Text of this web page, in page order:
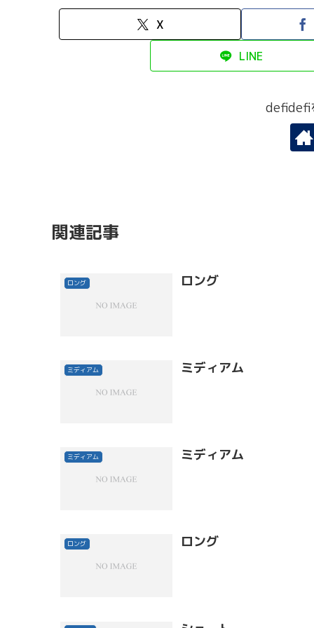
X
LINE
defidefi
関連記事
ロング ロング
ミディアム ミディアム
ミディアム ミディアム
ロング ロング